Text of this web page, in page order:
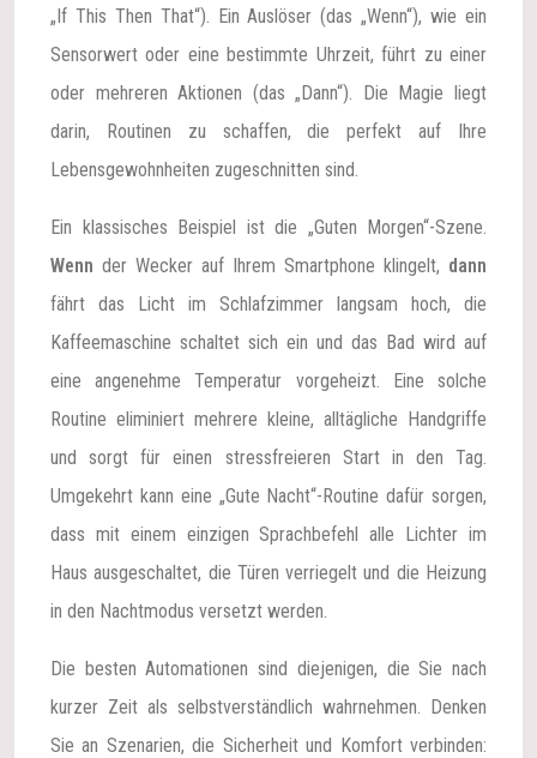
„If This Then That“). Ein Auslöser (das „Wenn“), wie ein
Sensorwert oder eine bestimmte Uhrzeit, führt zu einer
oder mehreren Aktionen (das „Dann“). Die Magie liegt
darin, Routinen zu schaffen, die perfekt auf Ihre
Lebensgewohnheiten zugeschnitten sind.
Ein klassisches Beispiel ist die „Guten Morgen“-Szene.
Wenn der Wecker auf Ihrem Smartphone klingelt, dann
fährt das Licht im Schlafzimmer langsam hoch, die
Kaffeemaschine schaltet sich ein und das Bad wird auf
eine angenehme Temperatur vorgeheizt. Eine solche
Routine eliminiert mehrere kleine, alltägliche Handgriffe
und sorgt für einen stressfreieren Start in den Tag.
Umgekehrt kann eine „Gute Nacht“-Routine dafür sorgen,
dass mit einem einzigen Sprachbefehl alle Lichter im
Haus ausgeschaltet, die Türen verriegelt und die Heizung
in den Nachtmodus versetzt werden.
Die besten Automationen sind diejenigen, die Sie nach
kurzer Zeit als selbstverständlich wahrnehmen. Denken
Sie an Szenarien, die Sicherheit und Komfort verbinden: